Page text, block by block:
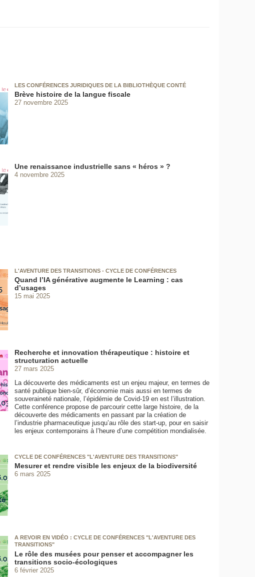
LES CONFÉRENCES JURIDIQUES DE LA BIBLIOTHÈQUE CONTÉ
Brève histoire de la langue fiscale
27 novembre 2025
Une renaissance industrielle sans « héros » ?
4 novembre 2025
L'AVENTURE DES TRANSITIONS - CYCLE DE CONFÉRENCES
Quand l’IA générative augmente le Learning : cas
d’usages
15 mai 2025
Recherche et innovation thérapeutique : histoire et
structuration actuelle
27 mars 2025
La découverte des médicaments est un enjeu majeur, en termes de
santé publique bien-sûr, d’économie mais aussi en termes de
souveraineté nationale, l’épidémie de Covid-19 en est l’illustration.
Cette conférence propose de parcourir cette large histoire, de la
découverte des médicaments en passant par la création de
l’industrie pharmaceutique jusqu’au rôle des start-up, pour en saisir
les enjeux contemporains à l’heure d’une compétition mondialisée.
CYCLE DE CONFÉRENCES "L'AVENTURE DES TRANSITIONS"
Mesurer et rendre visible les enjeux de la biodiversité
6 mars 2025
A REVOIR EN VIDÉO : CYCLE DE CONFÉRENCES "L'AVENTURE DES
TRANSITIONS"
Le rôle des musées pour penser et accompagner les
transitions socio-écologiques
6 février 2025